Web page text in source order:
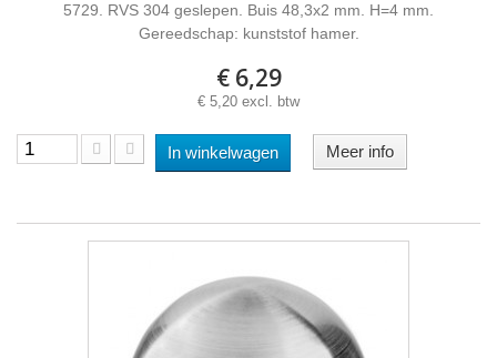
5729. RVS 304 geslepen. Buis 48,3x2 mm. H=4 mm.
Gereedschap: kunststof hamer.
€ 6,29
€ 5,20 excl. btw
In winkelwagen Meer info